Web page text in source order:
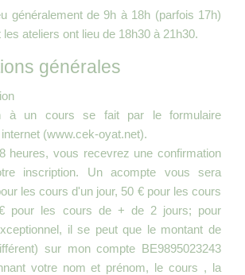
généralement de 9h à 18h (parfois 17h)
ateliers ont lieu de 18h30 à 21h30.
générales
à un cours se fait par le formulaire
(www.cek-oyat.net).
heures, vous recevrez une confirmation
inscription. Un acompte vous sera
les cours d'un jour, 50 € pour les cours
pour les cours de + de 2 jours; pour
il se peut que le montant de
sur mon compte BE9895023243
votre nom et prénom, le cours , la